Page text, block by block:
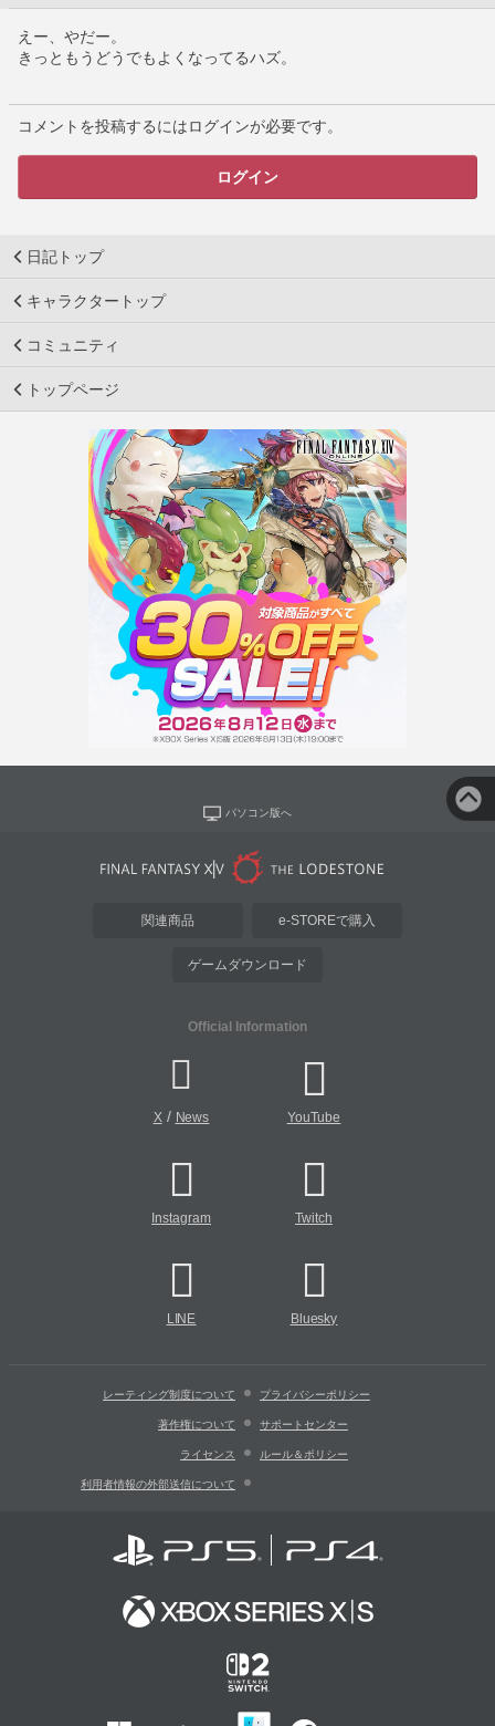
えー、やだー。
きっともうどうでもよくなってるハズ。
コメントを投稿するにはログインが必要です。
ログイン
日記トップ
キャラクタートップ
コミュニティ
トップページ
パソコン版へ
関連商品 e-STOREで購入
ゲームダウンロード
Official Information
X/ News YouTube
Instagram Twitch
LINE Bluesky
レーティング制度について プライバシーポリシー
著作権について サポートセンター
ライセンス ルール＆ポリシー
利用者情報の外部送信について